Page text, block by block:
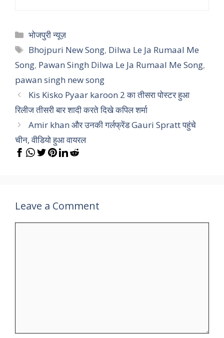
Categories
भोजपुरी न्यूज़
Tags
Bhojpuri New Song, Dilwa Le Ja Rumaal Me
Song, Pawan Singh Dilwa Le Ja Rumaal Me Song,
pawan singh new song
Kis Kisko Pyaar karoon 2 का तीसरा पोस्टर हुआ
रिलीज तीसरी बार शादी करते दिखे कपिल शर्मा
Amir khan और उनकी गर्लफ्रेंड Gauri Spratt पहुंचे
चीन, वीडियो हुआ वायरल
Leave a Comment